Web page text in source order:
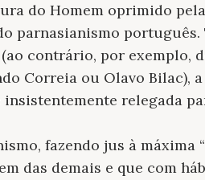
do Homem oprimido
parnasianismo português.
contrário, por exemplo,
Correia ou Olavo Bilac),
relegada
fazendo jus à máxima
das demais e que com